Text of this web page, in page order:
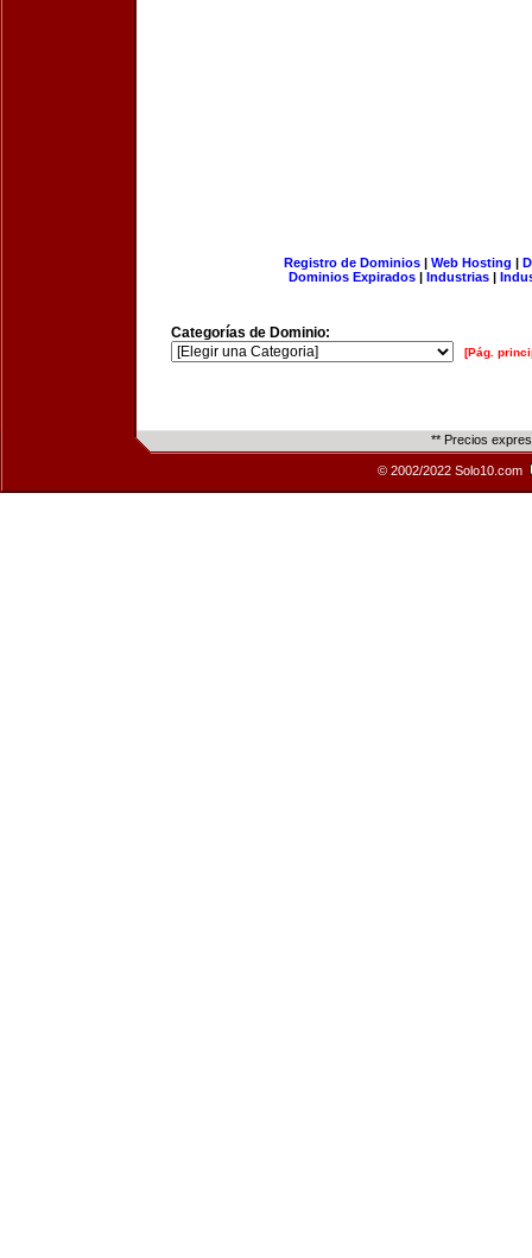
Registro de Dominios| Web Hosting |
Dominios Expirados | Industrias |
Categorías de Dominio:
[Pág.
** Precios
© 2002/2022 Solo10.com